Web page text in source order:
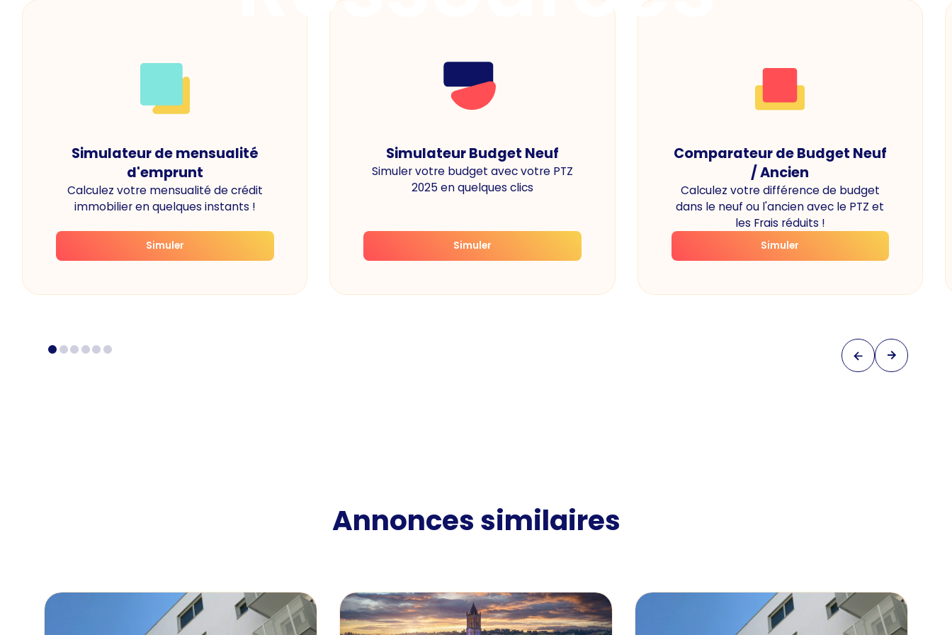
Simulateur de mensualité
d'emprunt
Calculez votre mensualité de crédit
immobilier en quelques instants !
Simuler
Simulateur Budget Neuf
Simuler votre budget avec votre PTZ
2025 en quelques clics
Simuler
Comparateur de Budget Neuf
/ Ancien
Calculez votre différence de budget
dans le neuf ou l'ancien avec le PTZ et
les Frais réduits !
Simuler
Annonces similaires